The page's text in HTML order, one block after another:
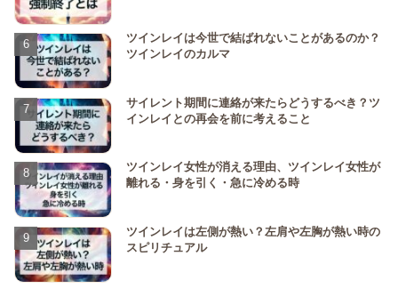
ツインレイは今世で結ばれないことがあるのか？
ツインレイのカルマ
サイレント期間に連絡が来たらどうするべき？ツ
インレイとの再会を前に考えること
ツインレイ女性が消える理由、ツインレイ女性が
離れる・身を引く・急に冷める時
ツインレイは左側が熱い？左肩や左胸が熱い時の
スピリチュアル